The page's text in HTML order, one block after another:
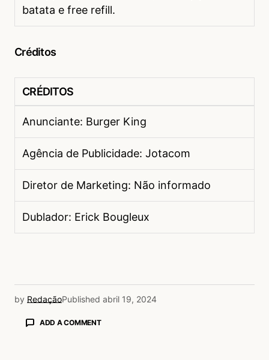
batata e free refill.
Créditos
CRÉDITOS
Anunciante: Burger King
Agência de Publicidade: Jotacom
Diretor de Marketing: Não informado
Dublador: Erick Bougleux
by RedaçãoPublished abril 19, 2024
ADD A COMMENT